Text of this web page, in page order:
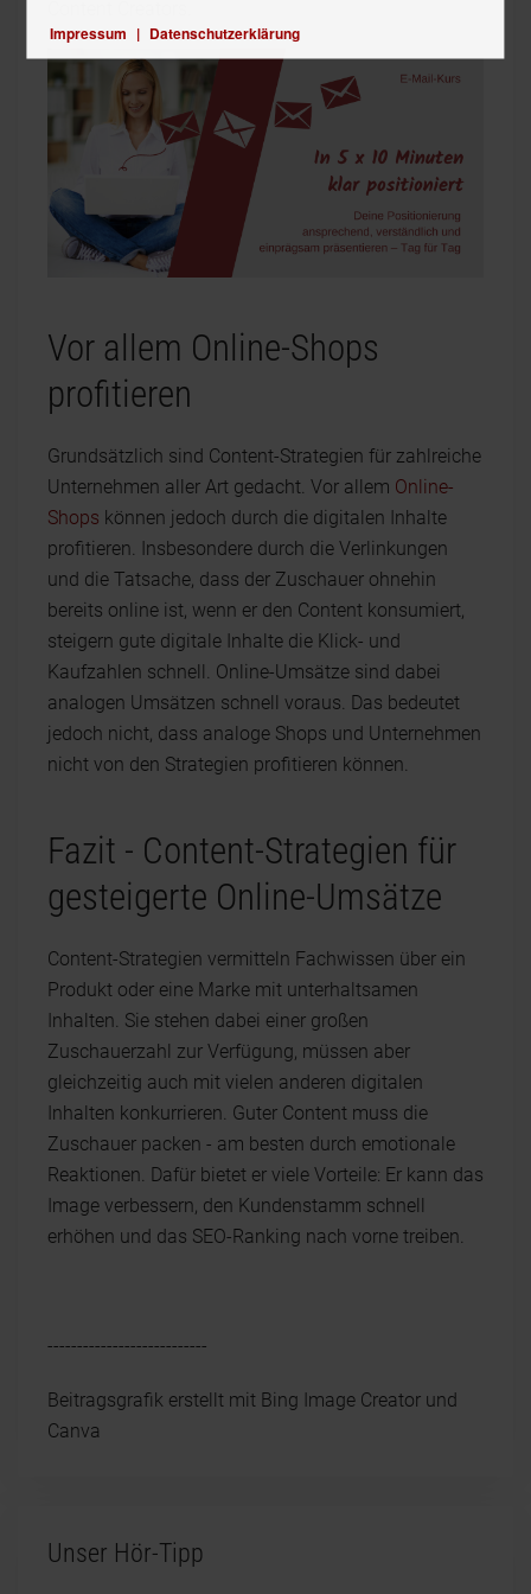
Vor allem Online-Shops
profitieren
Grundsätzlich sind Content-Strategien für zahlreiche
Unternehmen aller Art gedacht. Vor allem Online-
Shops können jedoch durch die digitalen Inhalte
profitieren. Insbesondere durch die Verlinkungen
und die Tatsache, dass der Zuschauer ohnehin
bereits online ist, wenn er den Content konsumiert,
steigern gute digitale Inhalte die Klick- und
Kaufzahlen schnell. Online-Umsätze sind dabei
analogen Umsätzen schnell voraus. Das bedeutet
jedoch nicht, dass analoge Shops und Unternehmen
nicht von den Strategien profitieren können.
Fazit - Content-Strategien für
gesteigerte Online-Umsätze
Content-Strategien vermitteln Fachwissen über ein
Produkt oder eine Marke mit unterhaltsamen
Inhalten. Sie stehen dabei einer großen
Zuschauerzahl zur Verfügung, müssen aber
gleichzeitig auch mit vielen anderen digitalen
Inhalten konkurrieren. Guter Content muss die
Zuschauer packen - am besten durch emotionale
Reaktionen. Dafür bietet er viele Vorteile: Er kann das
Image verbessern, den Kundenstamm schnell
erhöhen und das SEO-Ranking nach vorne treiben.
---------------------------
Beitragsgrafik erstellt mit Bing Image Creator und
Canva
Unser Hör-Tipp
Impressum | Datenschutzerklärung